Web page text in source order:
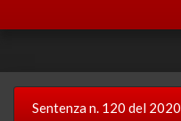
Sentenza n. 120 del 2020